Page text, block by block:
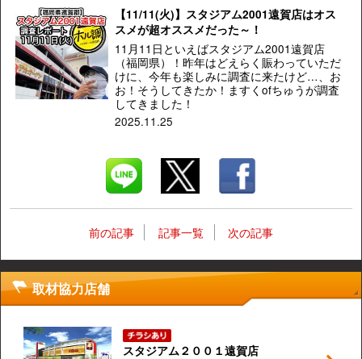
【11/11(火)】スタジアム2001遠賀店はオス
スメが超オススメだった～！
11月11日といえばスタジアム2001遠賀店
（福岡県）！昨年はどえらく賑わっていただ
けに、今年も楽しみに調査に来たけど…、お
お！そうしてきたか！ますくofちゅうが調査
してきました！
2025.11.25
前の記事 記事一覧 次の記事
取材協力店舗
スタジアム２００１遠賀店